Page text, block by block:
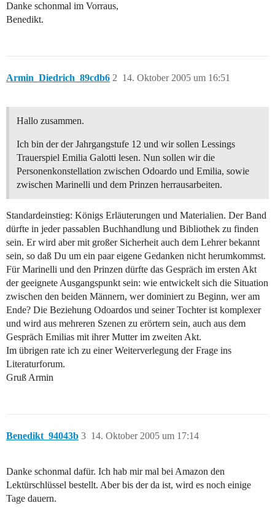
Danke schonmal im Vorraus,
Benedikt.
Armin_Diedrich_89cdb6 14. Oktober 2005 um 16:51
2
Hallo zusammen.
Ich bin der der Jahrgangstufe 12 und wir sollen Lessings
Trauerspiel Emilia Galotti lesen. Nun sollen wir die
Personenkonstellation zwischen Odoardo und Emilia, sowie
zwischen Marinelli und dem Prinzen herrausarbeiten.
Standardeinstieg: Königs Erläuterungen und Materialien. Der Band
dürfte in jeder passablen Buchhandlung und Bibliothek zu finden
sein. Er wird aber mit großer Sicherheit auch dem Lehrer bekannt
sein, so daß Du um ein paar eigene Gedanken nicht herumkommst.
Für Marinelli und den Prinzen dürfte das Gespräch im ersten Akt
der geeignete Ausgangspunkt sein: wie entwickelt sich die Situation
zwischen den beiden Männern, wer dominiert zu Beginn, wer am
Ende? Die Beziehung Odoardos und seiner Tochter ist komplexer
und wird aus mehreren Szenen zu erörtern sein, auch aus dem
Gespräch Emilias mit ihrer Mutter im zweiten Akt.
Im übrigen rate ich zu einer Weiterverlegung der Frage ins
Literaturforum.
Gruß Armin
Benedikt_94043b 14. Oktober 2005 um 17:14
3
Danke schonmal dafür. Ich hab mir mal bei Amazon den
Lektürschlüssel bestellt. Aber bis der da ist, wird es noch einige
Tage dauern.